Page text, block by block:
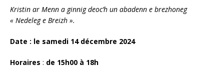
Kristin ar Menn a ginnig deoc’h un abadenn e brezhoneg
« Nedeleg e Breizh ».
Date : le samedi 14 décembre 2024
Horaires : de 15h00 à 18h